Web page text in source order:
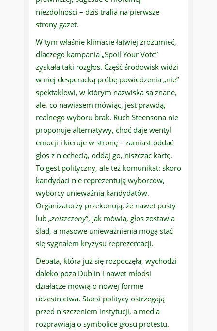
niezdolności – dziś trafia na pierwsze
strony gazet.
W tym właśnie klimacie łatwiej zrozumieć,
dlaczego kampania „Spoil Your Vote”
zyskała taki rozgłos. Część środowisk widzi
w niej desperacką próbę powiedzenia „nie”
spektaklowi, w którym nazwiska są znane,
ale, co nawiasem mówiąc, jest prawdą,
realnego wyboru brak. Ruch Steensona nie
proponuje alternatywy, choć daje wentyl
emocji i kieruje w stronę – zamiast oddać
głos z niechęcią, oddaj go, niszcząc kartę.
To gest polityczny, ale też komunikat: skoro
kandydaci nie reprezentują wyborców,
wyborcy unieważnią kandydatów.
Organizatorzy przekonują, że nawet pusty
lub „zniszczony”, jak mówią, głos zostawia
ślad, a masowe unieważnienia mogą stać
się sygnałem kryzysu reprezentacji.
Debata, która już się rozpoczęła, wychodzi
daleko poza Dublin i nawet młodsi
działacze mówią o nowej formie
uczestnictwa. Starsi politycy ostrzegają
przed niszczeniem instytucji, a media
rozprawiają o symbolice głosu protestu.